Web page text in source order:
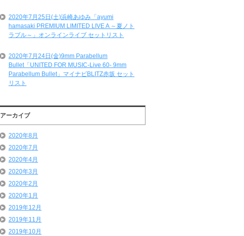
2020年7月25日(土)浜崎あゆみ「ayumi
hamasaki PREMIUM LIMITED LIVE A ～夏ノト
ラブル～」オンラインライブ セットリスト
2020年7月24日(金)9mm Parabellum
Bullet「UNITED FOR MUSIC-Live 60- 9mm
Parabellum Bullet」マイナビBLITZ赤坂 セット
リスト
アーカイブ
2020年8月
2020年7月
2020年4月
2020年3月
2020年2月
2020年1月
2019年12月
2019年11月
2019年10月